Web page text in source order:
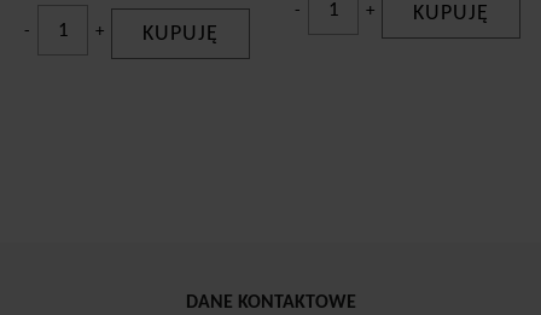
- + KUPUJĘ
- + KUPUJĘ
DANE KONTAKTOWE